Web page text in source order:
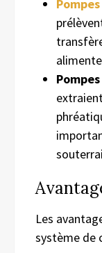
Les
système de